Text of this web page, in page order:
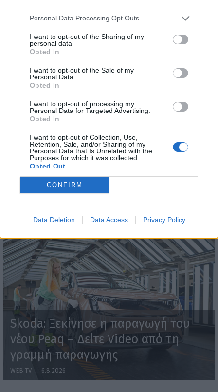
Personal Data Processing Opt Outs
I want to opt-out of the Sharing of my
personal data.
Opted In
I want to opt-out of the Sale of my
Personal Data.
Opted In
I want to opt-out of processing my
Personal Data for Targeted Advertising.
Opted In
I want to opt-out of Collection, Use,
Retention, Sale, and/or Sharing of my
Personal Data that Is Unrelated with the
Purposes for which it was collected.
Opted Out
CONFIRM
Data Deletion Data Access Privacy Policy
Skoda: Ξεκίνησε η παραγωγή του
νέου Peaq – Δείτε Video από τη
γραμμή παραγωγής
WEB TV 6.8.2026